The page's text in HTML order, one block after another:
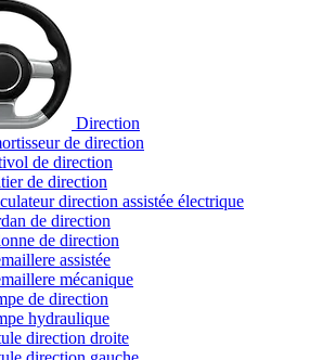
Direction
de direction
de direction
de direction
direction assistée électrique
de direction
de direction
assistée
mécanique
de direction
hydraulique
direction droite